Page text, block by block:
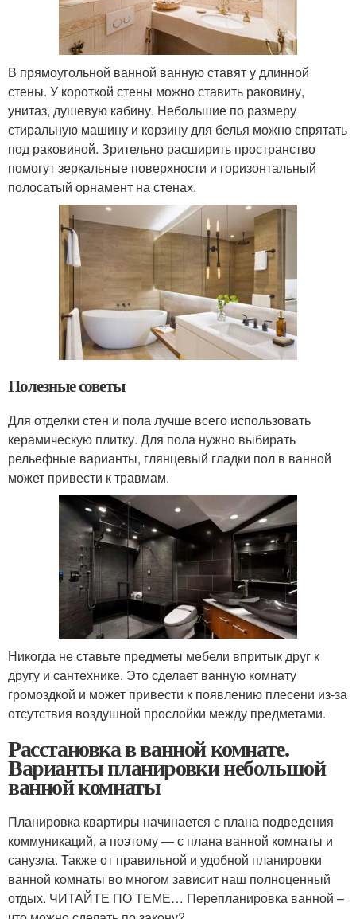
В прямоугольной ванной ванную ставят у длинной
стены. У короткой стены можно ставить раковину,
унитаз, душевую кабину. Небольшие по размеру
стиральную машину и корзину для белья можно спрятать
под раковиной. Зрительно расширить пространство
помогут зеркальные поверхности и горизонтальный
полосатый орнамент на стенах.
Полезные советы
Для отделки стен и пола лучше всего использовать
керамическую плитку. Для пола нужно выбирать
рельефные варианты, глянцевый гладки пол в ванной
может привести к травмам.
Никогда не ставьте предметы мебели впритык друг к
другу и сантехнике. Это сделает ванную комнату
громоздкой и может привести к появлению плесени из-за
отсутствия воздушной прослойки между предметами.
Расстановка в ванной комнате.
Варианты планировки небольшой
ванной комнаты
Планировка квартиры начинается с плана подведения
коммуникаций, а поэтому — с плана ванной комнаты и
санузла. Также от правильной и удобной планировки
ванной комнаты во многом зависит наш полноценный
отдых. ЧИТАЙТЕ ПО ТЕМЕ… Перепланировка ванной –